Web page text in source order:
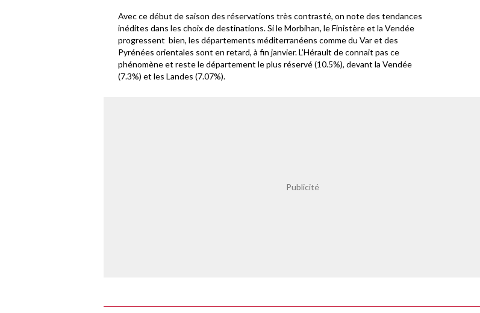
Avec ce début de saison des réservations très contrasté, on note des tendances
inédites dans les choix de destinations. Si le Morbihan, le Finistère et la Vendée
progressent bien, les départements méditerranéens comme du Var et des
Pyrénées orientales sont en retard, à fin janvier. L’Hérault de connait pas ce
phénomène et reste le département le plus réservé (10.5%), devant la Vendée
(7.3%) et les Landes (7.07%).